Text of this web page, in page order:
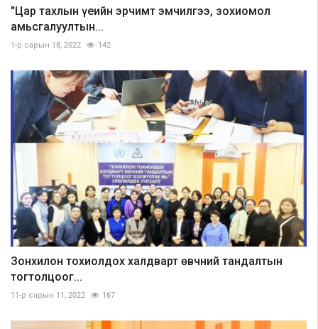
"Цар тахлын үеийн эрчимт эмчилгээ, зохиомол
амьсгалуултын...
1-р сарын 18, 2022 142
Зонхилон тохиолдох халдварт өвчний тандалтын
тогтолцоог...
11-р сарын 11, 2022 167